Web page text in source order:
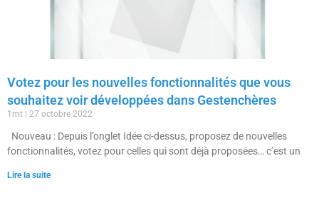
Votez pour les nouvelles fonctionnalités que vous
souhaitez voir développées dans Gestenchères
1mt 27 octobre 2022
Nouveau : Depuis l’onglet Idée ci-dessus, proposez de nouvelles
fonctionnalités, votez pour celles qui sont déjà proposées… c’est un
Lire la suite